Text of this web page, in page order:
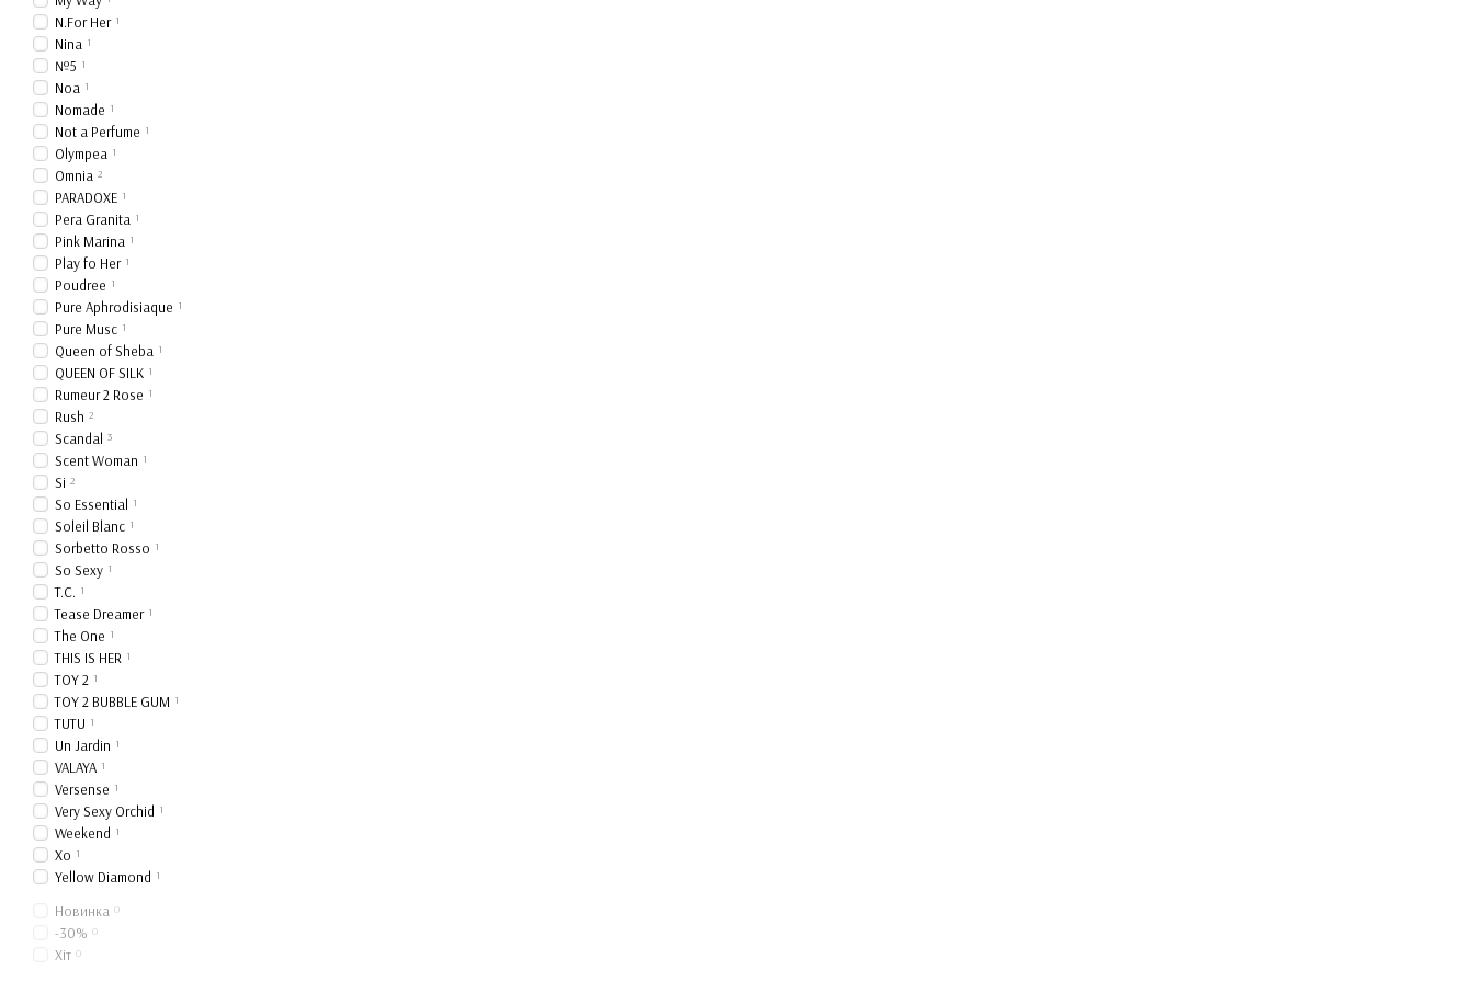
N.For Her 1
Nina 1
№5 1
Noa 1
Nomade 1
Not a Perfume 1
Olympea 1
Omnia 2
PARADOXE 1
Pera Granita 1
Pink Marina 1
Play fo Her 1
Poudree 1
Pure Aphrodisiaque 1
Pure Musc 1
Queen of Sheba 1
QUEEN OF SILK 1
Rumeur 2 Rose 1
Rush 2
Scandal 3
Scent Woman 1
Si 2
So Essential 1
Soleil Blanc 1
Sorbetto Rosso 1
So Sexy 1
T.C. 1
Tease Dreamer 1
The One 1
THIS IS HER 1
TOY 2 1
TOY 2 BUBBLE GUM 1
TUTU 1
Un Jardin 1
VALAYA 1
Versense 1
Very Sexy Orchid 1
Weekend 1
Xo 1
Yellow Diamond 1
Новинка 0
-30% 0
Хіт 0